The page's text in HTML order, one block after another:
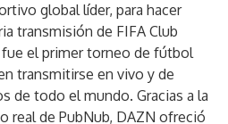
global líder, para hacer
transmisión de FIFA Club
el primer torneo de fútbol
transmitirse en vivo y de
de todo el mundo. Gracias a la
real de PubNub, DAZN ofreció